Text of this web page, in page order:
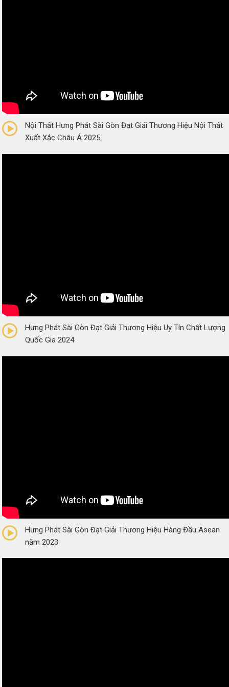
(0 Reviews)
Nội Thất Hưng Phát Sài Gòn Đạt Giải Thương Hiệu Nội Thất
Xuất Xắc Châu Á 2025
(0 Reviews)
Hưng Phát Sài Gòn Đạt Giải Thương Hiệu Uy Tín Chất Lượng
Quốc Gia 2024
(0 Reviews)
Hưng Phát Sài Gòn Đạt Giải Thương Hiệu Hàng Đầu Asean
năm 2023